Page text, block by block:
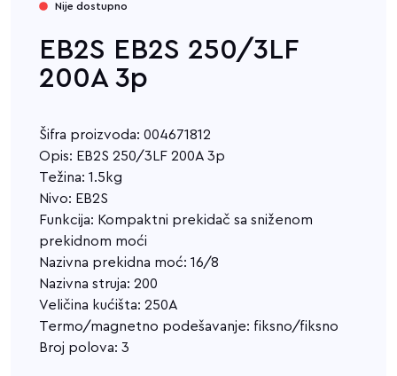
Nije dostupno
EB2S EB2S 250/3LF
200A 3p
Šifra proizvoda: 004671812
Opis: EB2S 250/3LF 200A 3p
Težina: 1.5kg
Nivo: EB2S
Funkcija: Kompaktni prekidač sa sniženom
prekidnom moći
Nazivna prekidna moć: 16/8
Nazivna struja: 200
Veličina kućišta: 250A
Termo/magnetno podešavanje: fiksno/fiksno
Broj polova: 3